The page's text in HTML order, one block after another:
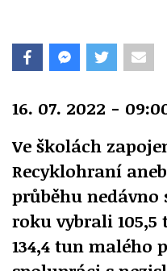
16. 07. 2022 -
Ve školách
Recyklohraní
průběhu nedávno
roku vybrali
134,4 tun malého